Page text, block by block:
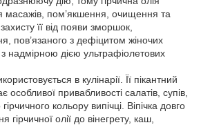
масажів, пом’якшення, очищення та
її від появи зморшок,
пов’язаного з дефіцитом жіночих
надмірною дією ультрафіолетових
в кулінарії. Її пікантний
привабливості салатів, супів,
кольору випічці. Віпічка довго
гірчичної олії до вінегрету, каш,